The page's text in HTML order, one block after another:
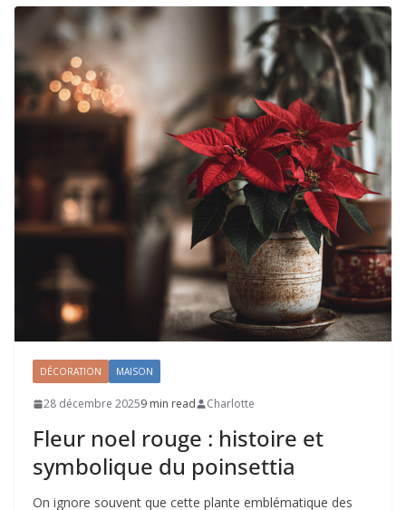
DÉCORATION MAISON
28 décembre 20259 min read Charlotte
Fleur noel rouge : histoire et
symbolique du poinsettia
On ignore souvent que cette plante emblématique des